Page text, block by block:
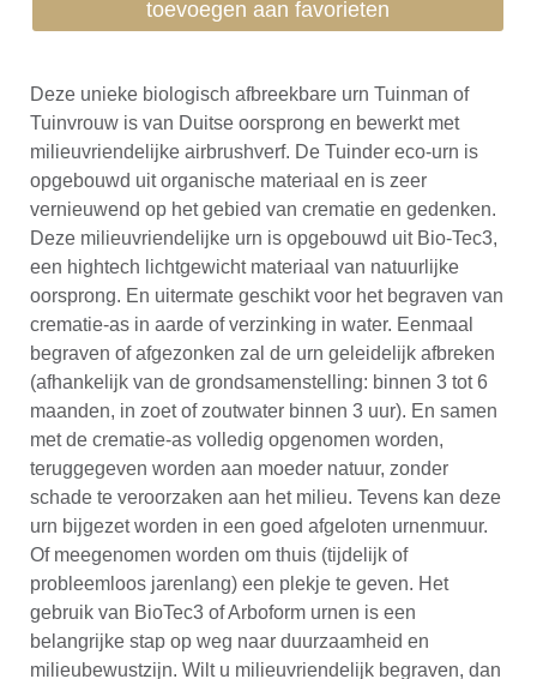
toevoegen aan favorieten
Deze unieke biologisch afbreekbare urn Tuinman of
Tuinvrouw is van Duitse oorsprong en bewerkt met
milieuvriendelijke airbrushverf. De Tuinder eco-urn is
opgebouwd uit organische materiaal en is zeer
vernieuwend op het gebied van crematie en gedenken.
Deze milieuvriendelijke urn is opgebouwd uit Bio-Tec3,
een hightech lichtgewicht materiaal van natuurlijke
oorsprong. En uitermate geschikt voor het begraven van
crematie-as in aarde of verzinking in water. Eenmaal
begraven of afgezonken zal de urn geleidelijk afbreken
(afhankelijk van de grondsamenstelling: binnen 3 tot 6
maanden, in zoet of zoutwater binnen 3 uur). En samen
met de crematie-as volledig opgenomen worden,
teruggegeven worden aan moeder natuur, zonder
schade te veroorzaken aan het milieu. Tevens kan deze
urn bijgezet worden in een goed afgeloten urnenmuur.
Of meegenomen worden om thuis (tijdelijk of
probleemloos jarenlang) een plekje te geven. Het
gebruik van BioTec3 of Arboform urnen is een
belangrijke stap op weg naar duurzaamheid en
milieubewustzijn. Wilt u milieuvriendelijk begraven, dan